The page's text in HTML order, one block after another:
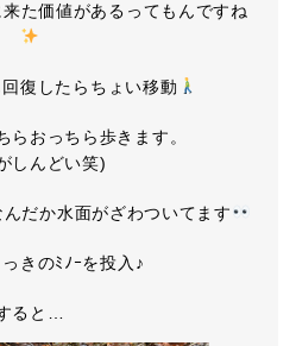
た価値があるってもんですね
復したらちょい移動
らおっちら歩きます。
しんどい笑)
だか水面がざわついてます
きのﾐﾉｰを投入♪
ると…